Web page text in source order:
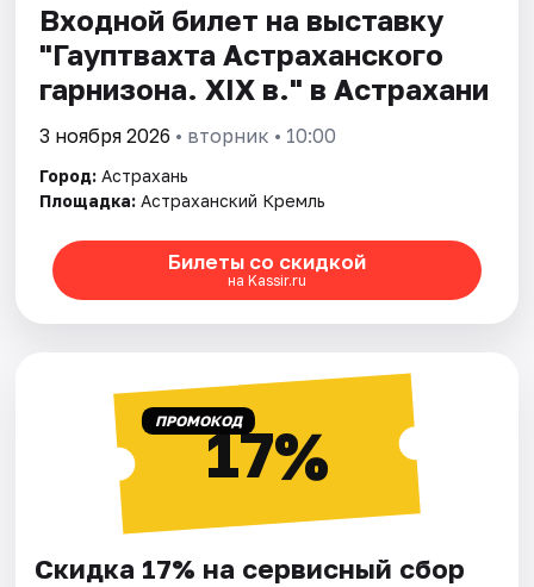
Входной билет на выставку
"Гауптвахта Астраханского
гарнизона. XIX в." в Астрахани
3 ноября 2026 • вторник • 10:00
Город: Астрахань
Площадка: Астраханский Кремль
Билеты со скидкой
на Kassir.ru
ПРОМОКОД17%
Скидка 17% на сервисный сбор